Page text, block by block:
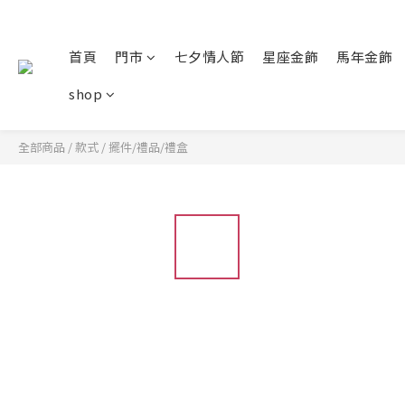
首頁 門市 七夕情人節 星座金飾
馬年金飾
shop
全部商品 /款式 /擺件/禮品/禮盒